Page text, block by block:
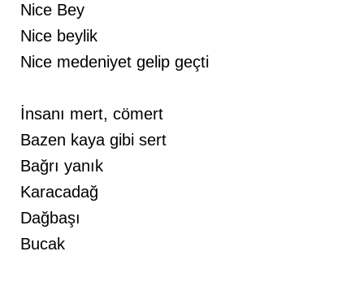
Nice Bey
Nice beylik
Nice medeniyet gelip geçti
İnsanı mert, cömert
Bazen kaya gibi sert
Bağrı yanık
Karacadağ
Dağbaşı
Bucak